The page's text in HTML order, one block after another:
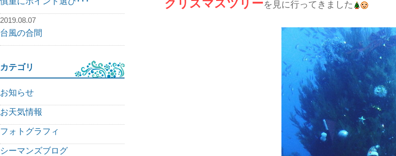
2019.08.07
台風の合間
カテゴリ
お知らせ
お天気情報
フォトグラフィ
シーマンズブログ
クリスマスツリーを見に行ってきました